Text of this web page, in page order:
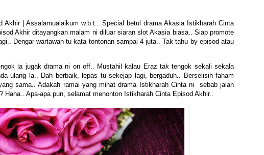
Akhir | Assalamualaikum w.b.t.. Special betul drama Akasia Istikharah Cinta
Akhir ditayangkan malam ni diluar siaran slot Akasia biasa.. Siap promote
Dengar wartawan tu kata tontonan sampai 4 juta.. Tak tahu by episod atau
la jugak drama ni on off.. Mustahil kalau Eraz tak tengok sekali sekala
ulang la.. Dah berbaik, lepas tu sekejap lagi, bergaduh.. Berselisih faham
sama.. Adakah ramai yang minat drama Istikharah Cinta ni sebab jalan
Haha.. Apa-apa pun, selamat menonton Istikharah Cinta Episod Akhir..